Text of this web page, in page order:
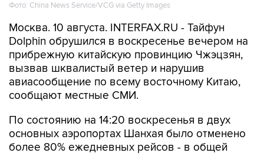
Фото: China News Service/VCG via Getty Images
Москва. 10 августа. INTERFAX.RU - Тайфун
Dolphin обрушился в воскресенье вечером на
прибрежную китайскую провинцию Чжэцзян,
вызвав шквалистый ветер и нарушив
авиасообщение по всему восточному Китаю,
сообщают местные СМИ.
По состоянию на 14:20 воскресенья в двух
основных аэропортах Шанхая было отменено
более 80% ежедневных рейсов - в общей